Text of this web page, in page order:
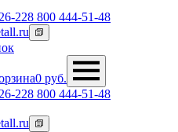
228 800 444-51-48
0 руб.
228 800 444-51-48